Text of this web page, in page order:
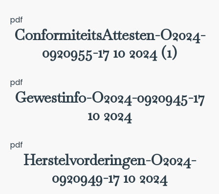
pdf
ConformiteitsAttesten-O2024-
0920955-17 10 2024 (1)
pdf
Gewestinfo-O2024-0920945-17
10 2024
pdf
Herstelvorderingen-O2024-
0920949-17 10 2024